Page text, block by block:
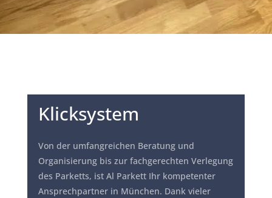
Klicksystem
Von der umfangreichen Beratung und
Organisierung bis zur fachgerechten Verlegung
des Parketts, ist Al Parkett Ihr kompetenter
Ansprechpartner in München. Dank vieler